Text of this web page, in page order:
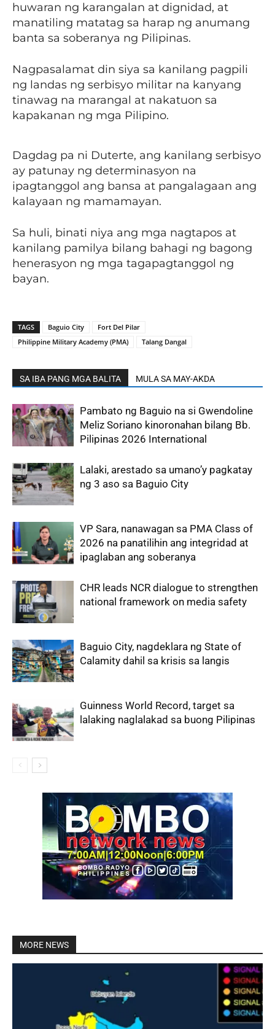
huwaran ng karangalan at dignidad, at
manatiling matatag sa harap ng anumang
banta sa soberanya ng Pilipinas.
Nagpasalamat din siya sa kanilang pagpili
ng landas ng serbisyo militar na kanyang
tinawag na marangal at nakatuon sa
kapakanan ng mga Pilipino.
Dagdag pa ni Duterte, ang kanilang serbisyo
ay patunay ng determinasyon na
ipagtanggol ang bansa at pangalagaan ang
kalayaan ng mamamayan.
Sa huli, binati niya ang mga nagtapos at
kanilang pamilya bilang bahagi ng bagong
henerasyon ng mga tagapagtanggol ng
bayan.
TAGS Baguio City
Fort Del Pilar
Philippine Military Academy (PMA)
Talang Dangal
SA IBA PANG MGA BALITA MULA SA MAY-AKDA
Pambato ng Baguio na si Gwendoline
Meliz Soriano kinoronahan bilang Bb.
Pilipinas 2026 International
Lalaki, arestado sa umano’y pagkatay
ng 3 aso sa Baguio City
VP Sara, nanawagan sa PMA Class of
2026 na panatilihin ang integridad at
ipaglaban ang soberanya
CHR leads NCR dialogue to strengthen
national framework on media safety
Baguio City, nagdeklara ng State of
Calamity dahil sa krisis sa langis
Guinness World Record, target sa
lalaking naglalakad sa buong Pilipinas
MORE NEWS